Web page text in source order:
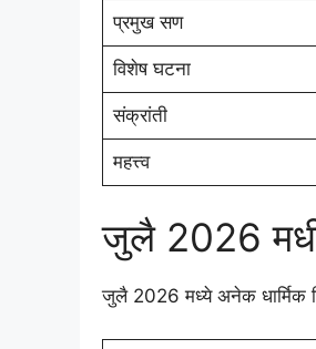
प्रमुख सण
विशेष घटना
संक्रांती
महत्त्व
जुलै 2026
जुलै 2026 मध्ये अनेक धार्मिक